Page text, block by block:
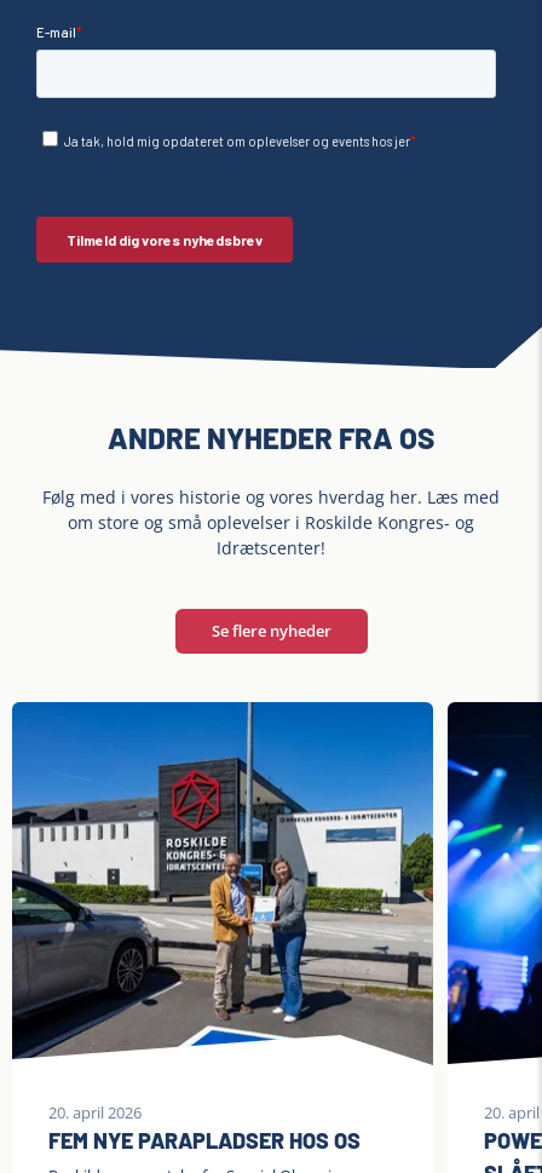
ANDRE NYHEDER FRA OS
Følg med i vores historie og vores hverdag her. Læs med
om store og små oplevelser i Roskilde Kongres- og
Idrætscenter!
Se flere nyheder
20. april 2026
FEM NYE PARAPLADSER HOS OS
20.